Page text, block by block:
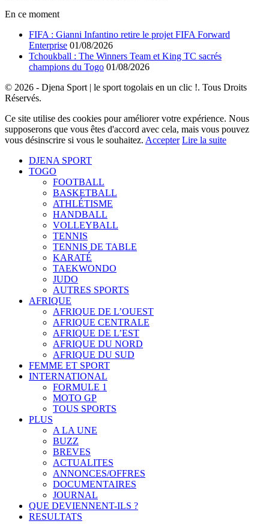
En ce moment
FIFA : Gianni Infantino retire le projet FIFA Forward
Enterprise 01/08/2026
Tchoukball : The Winners Team et King TC sacrés
champions du Togo 01/08/2026
© 2026 - Djena Sport | le sport togolais en un clic !. Tous Droits
Réservés.
Ce site utilise des cookies pour améliorer votre expérience. Nous
supposerons que vous êtes d'accord avec cela, mais vous pouvez
vous désinscrire si vous le souhaitez. Accepter Lire la suite
DJENA SPORT
TOGO
FOOTBALL
BASKETBALL
ATHLÉTISME
HANDBALL
VOLLEYBALL
TENNIS
TENNIS DE TABLE
KARATÉ
TAEKWONDO
JUDO
AUTRES SPORTS
AFRIQUE
AFRIQUE DE L’OUEST
AFRIQUE CENTRALE
AFRIQUE DE L’EST
AFRIQUE DU NORD
AFRIQUE DU SUD
FEMME ET SPORT
INTERNATIONAL
FORMULE 1
MOTO GP
TOUS SPORTS
PLUS
A LA UNE
BUZZ
BREVES
ACTUALITES
ANNONCES/OFFRES
DOCUMENTAIRES
JOURNAL
QUE DEVIENNENT-ILS ?
RESULTATS